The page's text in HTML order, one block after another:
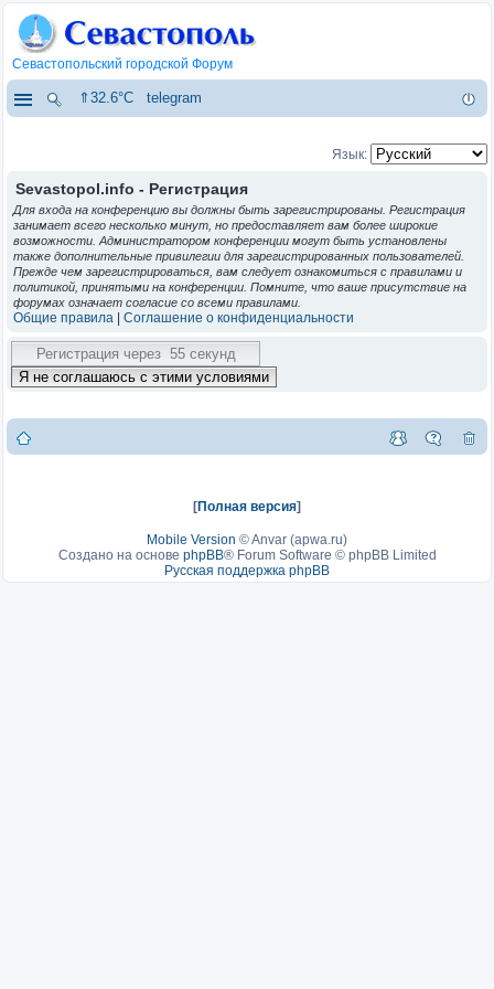
Севастопольский городской Форум
⇑32.6°C telegram
Язык:
Sevastopol.info - Регистрация
Для входа на конференцию вы должны быть зарегистрированы. Регистрация
занимает всего несколько минут, но предоставляет вам более широкие
возможности. Администратором конференции могут быть установлены
также дополнительные привилегии для зарегистрированных пользователей.
Прежде чем зарегистрироваться, вам следует ознакомиться с правилами и
политикой, принятыми на конференции. Помните, что ваше присутствие на
форумах означает согласие со всеми правилами.
Общие правила Соглашение о конфиденциальности
[Полная версия]
Mobile Version ©Anvar (apwa.ru)
Создано на основе phpBB® Forum Software © phpBB Limited
Русская поддержка phpBB